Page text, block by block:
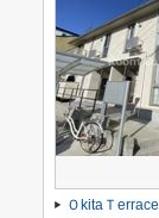
ＯkitaＴerrace